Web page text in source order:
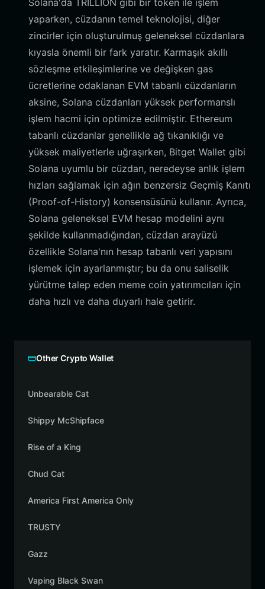
Solana'da TRILLION gibi bir token ile işlem
yaparken, cüzdanın temel teknolojisi, diğer
zincirler için oluşturulmuş geleneksel cüzdanlara
kıyasla önemli bir fark yaratır. Karmaşık akıllı
sözleşme etkileşimlerine ve değişken gas
ücretlerine odaklanan EVM tabanlı cüzdanların
aksine, Solana cüzdanları yüksek performanslı
işlem hacmi için optimize edilmiştir. Ethereum
tabanlı cüzdanlar genellikle ağ tıkanıklığı ve
yüksek maliyetlerle uğraşırken, Bitget Wallet gibi
Solana uyumlu bir cüzdan, neredeyse anlık işlem
hızları sağlamak için ağın benzersiz Geçmiş Kanıtı
(Proof-of-History) konsensüsünü kullanır. Ayrıca,
Solana geleneksel EVM hesap modelini aynı
şekilde kullanmadığından, cüzdan arayüzü
özellikle Solana'nın hesap tabanlı veri yapısını
işlemek için ayarlanmıştır; bu da onu saliselik
yürütme talep eden meme coin yatırımcıları için
daha hızlı ve daha duyarlı hale getirir.
Other Crypto Wallet
Unbearable Cat
Shippy McShipface
Rise of a King
Chud Cat
America First America Only
TRUSTY
Gazz
Vaping Black Swan